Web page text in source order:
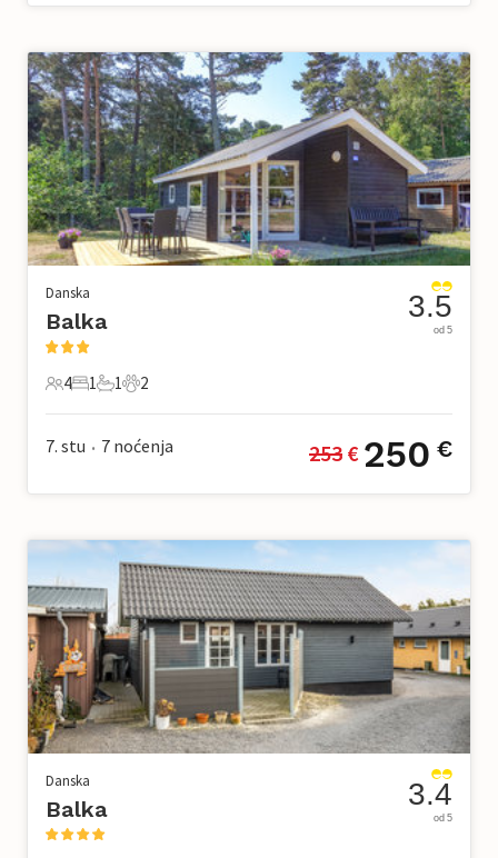
Danska
Balka
4 Gosti
4
1 Spavaća soba
1
1 Kupaonica
1
2 Kućni ljubimac
2
3.5
od 5
7. stu • 7 noćenja 253 € 250 €
Danska
Balka 3.4
od 5